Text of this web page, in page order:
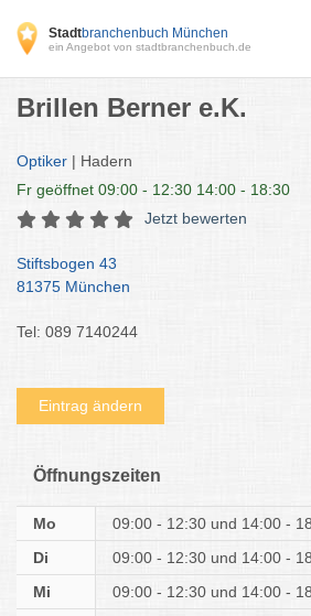
Stadtbranchenbuch München
ein Angebot von stadtbranchenbuch.de
Brillen Berner e.K.
Optiker | Hadern
Fr geöffnet 09:00 - 12:30 14:00 - 18:30
Jetzt bewerten
Stiftsbogen 43
81375 München
Tel: 089 7140244
Eintrag ändern
Öffnungszeiten
Mo 09:00 - 12:30
14:00 -
Di
09:00 - 12:30
14:00 -
Mi
09:00 - 12:30
14:00 -